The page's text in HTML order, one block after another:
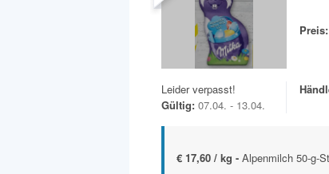
Preis:
Leider verpasst!
Gültig: 07.04. - 13.04.
€ 17,60 / kg - Alpenmilch 50-g-